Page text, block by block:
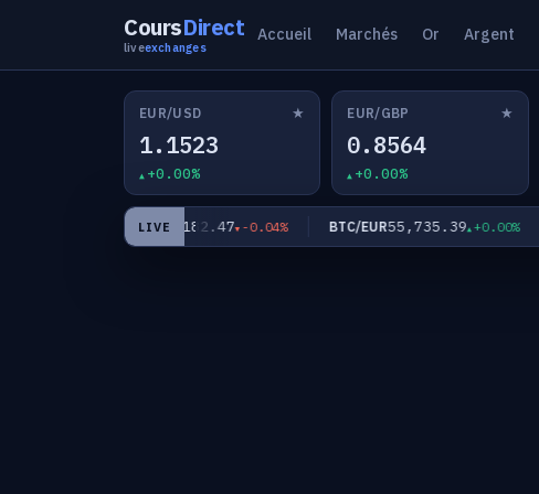
CoursDirect
liveexchanges
Accueil Marchés Or Argent
EUR/USD ★
1.1523
+0.00%
EUR/GBP ★
0.8564
+0.00%
LIVE
EUR/JPY182.47 -0.04% BTC/EUR55,735.39 +0.00%